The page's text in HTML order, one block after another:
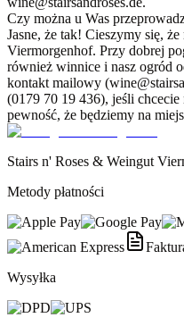
Czy można u Was
Jasne, że tak! Cieszymy się,
Viermorgenhof. Przy dobrej
również winnice i nasz ogród
kontakt mailowy
(0179 70 19 436), jeśli
pewność, że będziemy na
Stairs n' Roses & Weingut
Metody płatności
Wysyłka